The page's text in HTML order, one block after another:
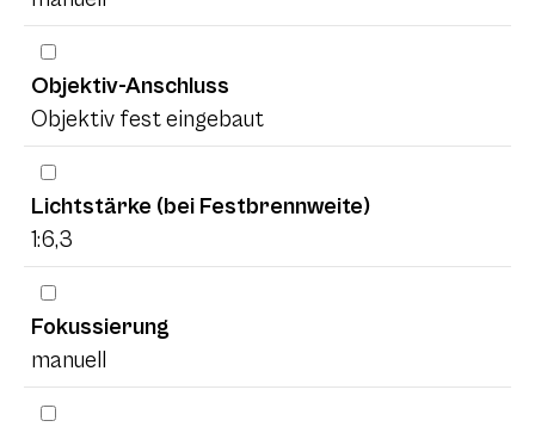
Objektiv-Anschluss
Objektiv fest eingebaut
Lichtstärke (bei Festbrennweite)
1:6,3
Fokussierung
manuell